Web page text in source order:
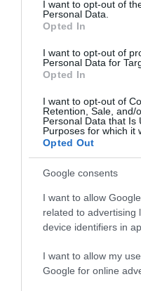
I want to opt-out of
Personal Data.
Opted In
I want to opt-out of
Personal Data for
Opted In
I want to opt-out of
Retention, Sale, and/
Personal Data that Is
Purposes for which it
Opted Out
Google consents
I want to allow
related to advertising
device identifiers in
I want to allow my
Google for online
akár otthon is
​3. Lefagyás
reagálni a
Abban a pillanatban,
hagyod, hogy